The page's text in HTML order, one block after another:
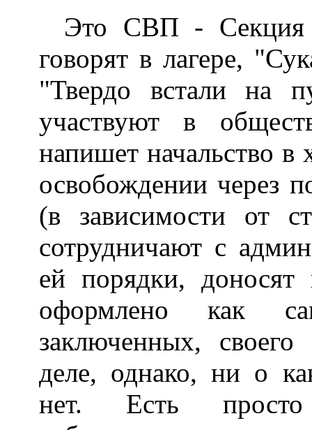
Это СВП - Секция
говорят в лагере,
"Твердо встали на
участвуют в
напишет начальство в
освобождении через
(в зависимости от
сотрудничают с
ей порядки, доносят
оформлено как
заключенных,
деле, однако, ни о
нет. Есть просто